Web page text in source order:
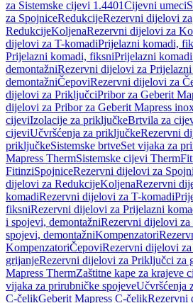
za Sistemske cijevi 1.4401Cijevni umeci
za SpojniceRedukcijeRezervni dijelovi za
RedukcijeKoljenaRezervni dijelovi za
dijelovi za T-komadiPrijelazni komadi,
Prijelazni komadi, fiksniPrijelazni
demontažniRezervni dijelovi za
demontažniČepoviRezervni dijelovi za
dijelovi za PriključciPribor za Geberit
dijelovi za Pribor za Geberit Mapress
cijeviIzolacije za priključkeBrtvila za
cijeviUčvršćenja za priključkeRezervni
priključkeSistemske brtveSet vijaka za
Mapress ThermSistemske cijevi Therm
FitinziSpojniceRezervni dijelovi za
dijelovi za RedukcijeKoljenaRezervni
komadiRezervni dijelovi za T-komadi
fiksniRezervni dijelovi za Prijelazni
i spojevi, demontažniRezervni dijelovi
spojevi, demontažniKompenzatori
KompenzatoriČepoviRezervni dijelovi
grijanjeRezervni dijelovi za Priključci za
Mapress ThermZaštitne kape za krajeve
vijaka za prirubničke spojeveUčvršćenja
C-čelikGeberit Mapress C-čelikRezervni